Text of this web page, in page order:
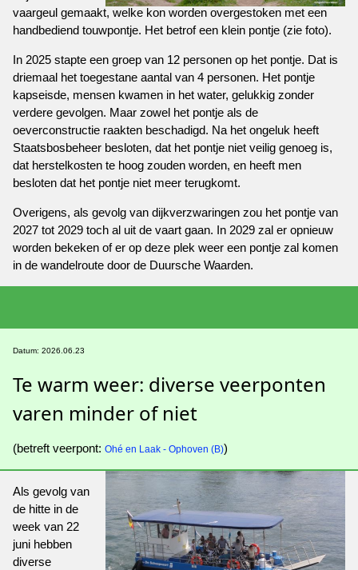
vaargeul gemaakt, welke kon worden overgestoken met een
handbediend touwpontje. Het betrof een klein pontje (zie foto).
In 2025 stapte een groep van 12 personen op het pontje. Dat is
driemaal het toegestane aantal van 4 personen. Het pontje
kapseisde, mensen kwamen in het water, gelukkig zonder
verdere gevolgen. Maar zowel het pontje als de
oeverconstructie raakten beschadigd. Na het ongeluk heeft
Staatsbosbeheer besloten, dat het pontje niet veilig genoeg is,
dat herstelkosten te hoog zouden worden, en heeft men
besloten dat het pontje niet meer terugkomt.
Overigens, als gevolg van dijkverzwaringen zou het pontje van
2027 tot 2029 toch al uit de vaart gaan. In 2029 zal er opnieuw
worden bekeken of er op deze plek weer een pontje zal komen
in de wandelroute door de Duursche Waarden.
Datum: 2026.06.23
Te warm weer: diverse veerponten
varen minder of niet
(betreft veerpont: Ohé en Laak - Ophoven (B))
Als gevolg van
de hitte in de
week van 22
juni hebben
diverse